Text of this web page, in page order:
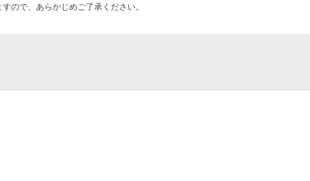
ので、あらかじめご了承ください。
会堂